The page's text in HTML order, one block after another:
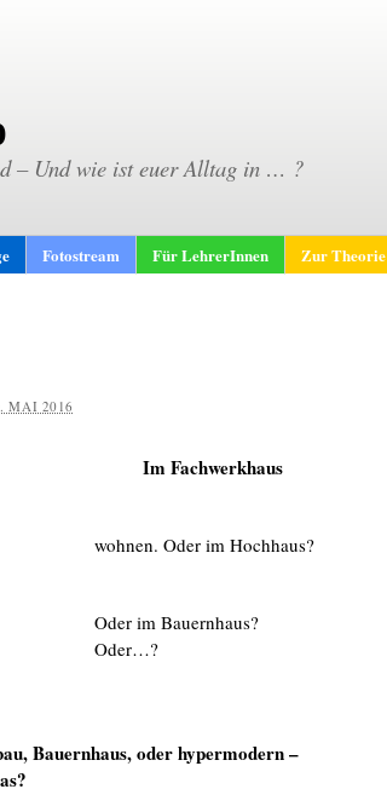
– Und wie ist euer Alltag in … ?
Fotostream Für LehrerInnen Zur Theorie
MAI 2016
Im Fachwerkhaus
wohnen. Oder im Hochhaus?
Oder im Bauernhaus?
Oder…?
Bauernhaus, oder hypermodern –